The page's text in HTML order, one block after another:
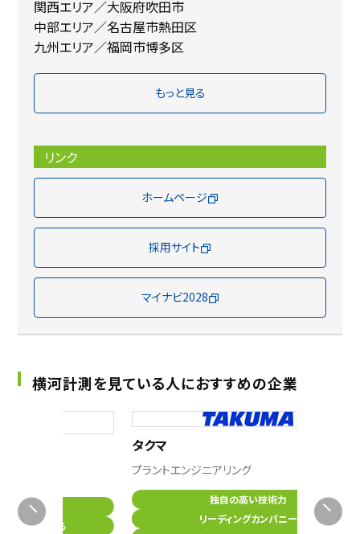
関西エリア／大阪府吹田市
中部エリア／名古屋市熱田区
九州エリア／福岡市博多区
もっと見る
リンク
ホームページ
採用サイト
マイナビ2028
横河計測を見ている人におすすめの企業
プラントエンジニアリング
独自の高い技術力
リーディングカンパニー